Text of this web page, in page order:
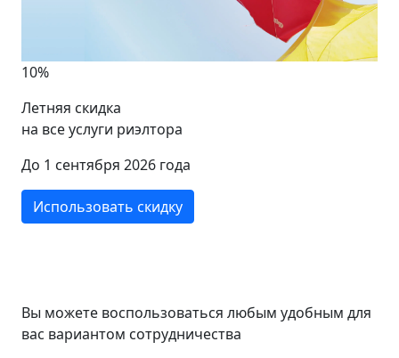
10%
Летняя скидка
на все услуги риэлтора
До 1 сентября 2026 года
Использовать скидку
Вы можете воспользоваться любым удобным для
вас вариантом сотрудничества